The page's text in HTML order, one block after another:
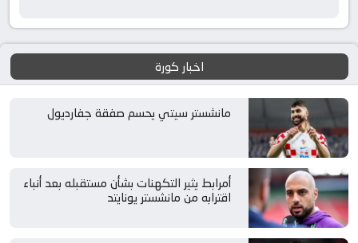
اخبار كورة
مانشستر سيتي يحسم صفقة جفارديول
أمرابط يثير التكهنات بشأن مستقبله بعد أنباء
اقترابه من مانشستر يونايتد